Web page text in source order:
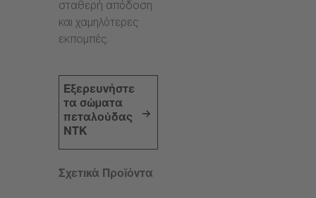
σταθερή απόδοση
και χαμηλότερες
εκπομπές.
Εξερευνήστε
τα σώματα
πεταλούδας
NTK
Σχετικά Προϊόντα